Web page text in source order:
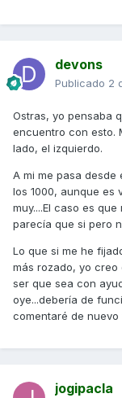
devons
Publicado 2
Ostras, yo pensaba
encuentro con esto.
lado, el izquierdo.
A mi me pasa desde
los 1000, aunque es
muy....El caso es
parecía que si pero
Lo que si me he
más rozado, yo creo
ser que sea con
oye...debería de
comentaré de nuevo
jogipacla